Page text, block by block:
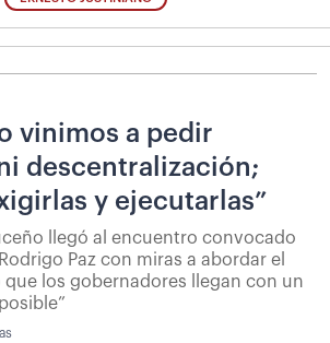
vinimos a pedir
descentralización;
y ejecutarlas”
llegó al encuentro convocado
Paz con miras a abordar el
los gobernadores llegan con un